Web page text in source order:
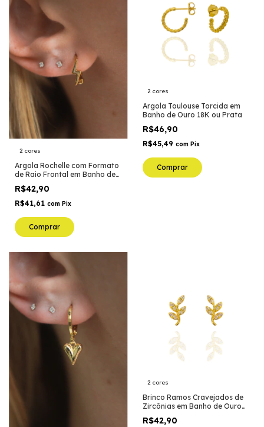
2 cores
Argola Rochelle com Formato
de Raio Frontal em Banho de
R$42,90
R$41,61 com Pix
Comprar
2 cores
Argola Toulouse Torcida em
Banho de Ouro 18K ou Prata
R$46,90
R$45,49 com Pix
Comprar
2 cores
Brinco Ramos Cravejados de
Zircônias em Banho de Ouro
ou Prata
R$42,90